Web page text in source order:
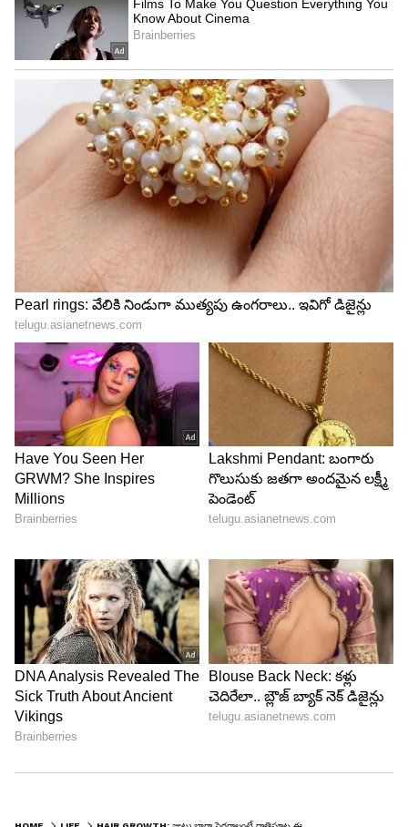
Image Credit :Pixabay
వదులుగా జడవేయడం
పడుకునే ముందు జుట్టును చాలా బిగుతుగా కట్టకుండా,
వదులుగా జడ వేయడం లేదా సాఫ్ట్ హెయిర్ బ్యాండ్‌తో
కట్టుకోవడం మంచిది. చాలా బిగుతుగా పోనీటైల్ లేదా బన్
వేసుకొని పడుకోవడం వల్ల వెంట్రుకలపై ఎక్కువ ఒత్తిడి
పడుతుంది. దీర్ఘకాలంలో ఇది జుట్టు తెగిపోవడానికి లేదా
హెయిర్ లైన్ బలహీనపడటానికి కారణం కావచ్చు.
5
దిండు కవర్
మీరు ఉపయోగించే దిండు కవర్ కూడా జుట్టు ఆరోగ్యంపై
ప్రభావం చూపుతుంది. కాటన్ పిల్లో కవర్లు కొంత ఘర్షణను
కలిగిస్తాయి. ఫలితంగా జుట్టు చిక్కులు పడటం, పొడిబారడం
లేదా తెగిపోవడం వంటివి జరగవచ్చు. అందుకే చాలామంది
నిపుణులు సిల్క్ లేదా శాటిన్ పిల్లో కవర్లను
ఉపయోగించాలని సూచిస్తున్నారు. ఇవి జుట్టుపై ఘర్షణను
తగ్గించడంలో సహాయపడతాయి.